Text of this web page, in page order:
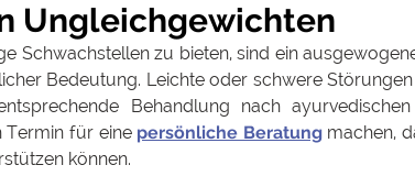
Ungleichgewichten
Schwachstellen zu bieten, sind ein
Bedeutung. Leichte oder schwere
Behandlung nach
Termin für eine persönliche Beratung machen,
können.